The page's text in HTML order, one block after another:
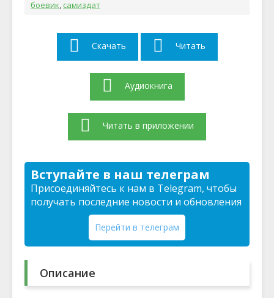
боевик, самиздат
Скачать Читать
Аудиокнига
Читать в приложении
Вступайте в наш телеграм
Присоединяйтесь к нам в Telegram, чтобы
получать последние новости и обновления
Перейти в телеграм
Описание